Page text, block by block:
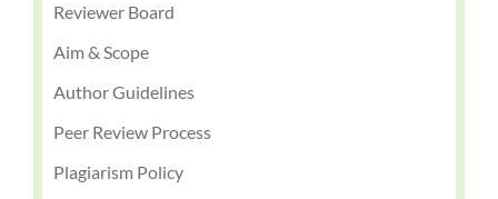
Reviewer Board
Aim & Scope
Author Guidelines
Peer Review Process
Plagiarism Policy